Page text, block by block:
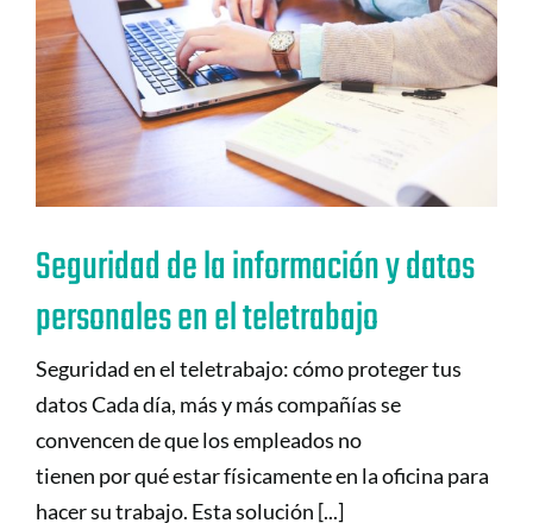
Seguridad de la información y datos
personales en el teletrabajo
Seguridad en el teletrabajo: cómo proteger tus
datos Cada día, más y más compañías se
convencen de que los empleados no
tienen por qué estar físicamente en la oficina para
hacer su trabajo. Esta solución [...]